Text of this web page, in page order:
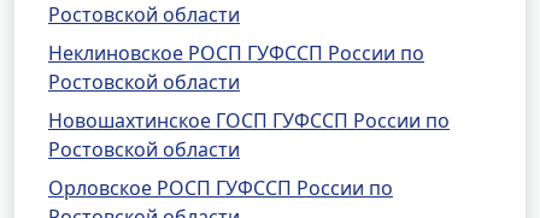
Ростовской области
Неклиновское РОСП ГУФССП России по
Ростовской области
Новошахтинское ГОСП ГУФССП России по
Ростовской области
Орловское РОСП ГУФССП России по